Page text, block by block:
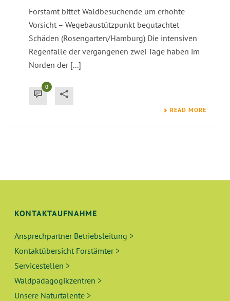
Forstamt bittet Waldbesuchende um erhöhte
Vorsicht – Wegebaustützpunkt begutachtet
Schäden (Rosengarten/Hamburg) Die intensiven
Regenfälle der vergangenen zwei Tage haben im
Norden der [...]
0
READ MORE
KONTAKTAUFNAHME
Ansprechpartner Betriebsleitung >
Kontaktübersicht Forstämter >
Servicestellen >
Waldpädagogikzentren >
Unsere Naturtalente >